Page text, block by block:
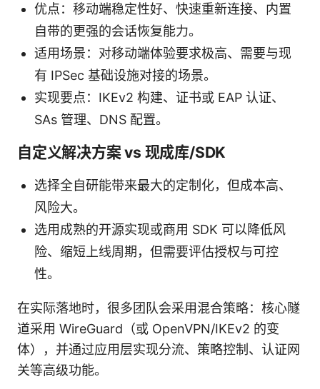
优点：移动端稳定性好、快速重新连接、内置
自带的更强的会话恢复能力。
适用场景：对移动端体验要求极高、需要与现
有 IPSec 基础设施对接的场景。
实现要点：IKEv2 构建、证书或 EAP 认证、
SAs 管理、DNS 配置。
自定义解决方案 vs 现成库/SDK
选择全自研能带来最大的定制化，但成本高、
风险大。
选用成熟的开源实现或商用 SDK 可以降低风
险、缩短上线周期，但需要评估授权与可控
性。
在实际落地时，很多团队会采用混合策略：核心隧
道采用 WireGuard（或 OpenVPN/IKEv2 的变
体），并通过应用层实现分流、策略控制、认证网
关等高级功能。